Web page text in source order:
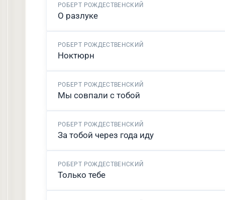
РОБЕРТ РОЖДЕСТВЕНСКИЙ
О разлуке
РОБЕРТ РОЖДЕСТВЕНСКИЙ
Ноктюрн
РОБЕРТ РОЖДЕСТВЕНСКИЙ
Мы совпали с тобой
РОБЕРТ РОЖДЕСТВЕНСКИЙ
За тобой через года иду
РОБЕРТ РОЖДЕСТВЕНСКИЙ
Только тебе